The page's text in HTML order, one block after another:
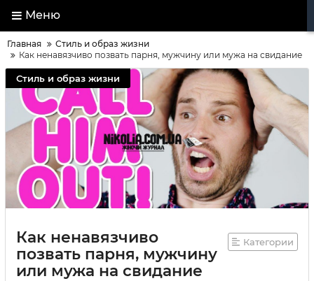
Меню
Главная
Стиль и образ жизни
Как ненавязчиво позвать парня, мужчину или мужа на свидание
Стиль и образ жизни
Как ненавязчиво
позвать парня, мужчину
или мужа на свидание
Категории